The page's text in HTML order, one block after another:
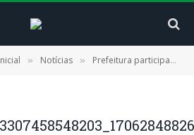
» Notícias » Prefeitura participa de ato simbólico alusivo ao Dia D de combate à Dengue